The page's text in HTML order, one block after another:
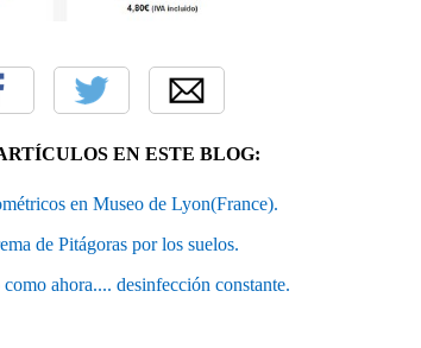
EN ESTE BLOG:
en Museo de Lyon(France).
de Pitágoras por los suelos.
ahora.... desinfección constante.